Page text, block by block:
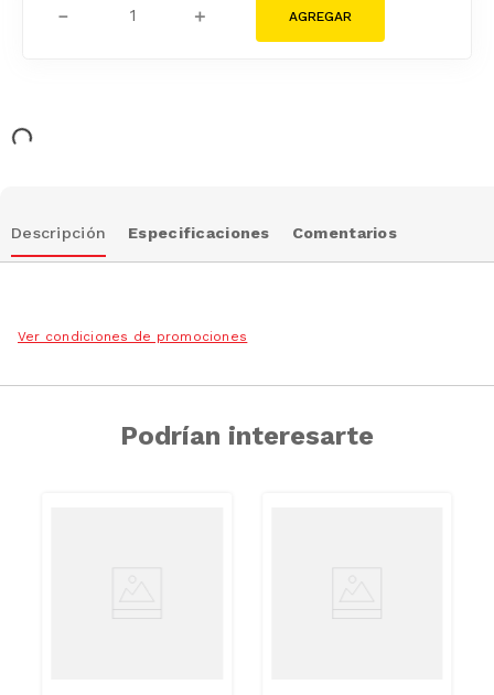
＋
－
Descripción Especificaciones Comentarios
Ver condiciones de promociones
Podrían interesarte